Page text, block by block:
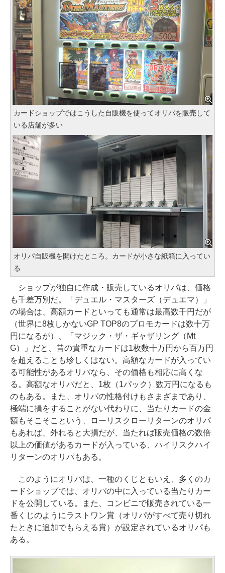
カードショップではこうした自販機を使ってオリパを販売して
いる店舗が多い
オリパ自販機を開けたところ。カードが小さな紙箱に入ってい
る
ショップが独自に作成・販売しているオリパは、価格
も千差万別だ。「デュエル・マスターズ（デュエマ）」
の場合は、高額カードといっても通常は最高数千円だが
（世界に8枚しかないGP TOP8のプロモカードは数十万
円になるが）、「マジック・ザ・ギャザリング（Mt
G）」だと、昔の貴重なカードは1枚数十万円から百万円
を超えることも珍しくはない。高額なカードが入ってい
る可能性があるオリパなら、その価格も相応に高くな
る。高額なオリパだと、1枚（1パック）数万円になるも
のもある。また、オリパの性格付けもさまざまであり、
極端に損をすることがない代わりに、当たりカードの金
額もそこそこという、ローリスクローリターンのオリパ
もあれば、外れると大損だが、当たれば販売価格の数倍
以上の価値があるカードが入っている、ハイリスクハイ
リターンのオリパもある。
このようにオリパは、一種のくじともいえ、多くのカ
ードショップでは、オリパの中に入っている当たりカー
ドを公開している。また、コンビニで販売されている一
番くじのようにラストワン賞（オリパがすべて売り切れ
たときに追加でもらえる賞）が設定されているオリパも
ある。